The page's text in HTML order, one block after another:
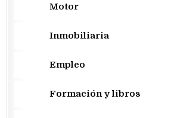
Motor
Inmobiliaria
Empleo
Formación y libros